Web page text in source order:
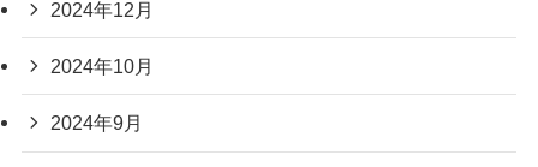
2024年12月
2024年10月
2024年9月